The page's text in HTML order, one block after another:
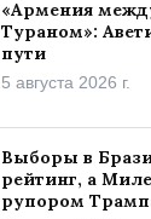
«Армения
Тураном»:
пути
5 августа 2026 г.
Выборы в
рейтинг, а
рупором